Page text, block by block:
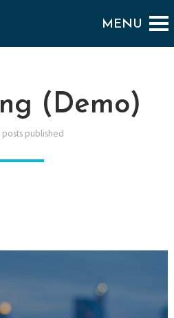
(Demo)
posts published